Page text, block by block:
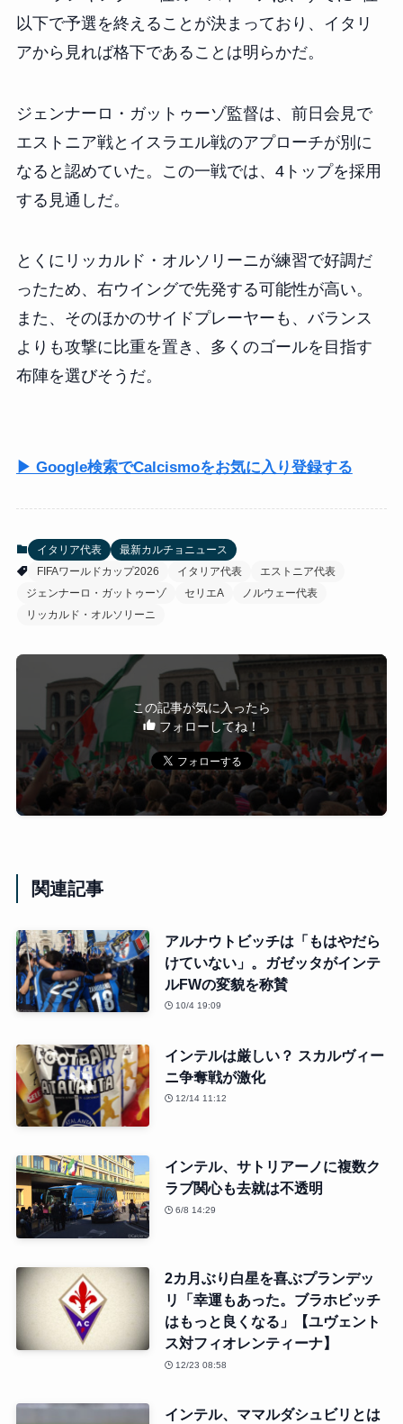
以下で予選を終えることが決まっており、イタリ
アから見れば格下であることは明らかだ。
ジェンナーロ・ガットゥーゾ監督は、前日会見で
エストニア戦とイスラエル戦のアプローチが別に
なると認めていた。この一戦では、4トップを採用
する見通しだ。
とくにリッカルド・オルソリーニが練習で好調だ
ったため、右ウイングで先発する可能性が高い。
また、そのほかのサイドプレーヤーも、バランス
よりも攻撃に比重を置き、多くのゴールを目指す
布陣を選びそうだ。
▶ Google検索でCalcismoをお気に入り登録する
イタリア代表
最新カルチョニュース
FIFAワールドカップ2026
イタリア代表
エストニア代表
ジェンナーロ・ガットゥーゾ
セリエA
ノルウェー代表
リッカルド・オルソリーニ
この記事が気に入ったら
フォローしてね！
関連記事
アルナウトビッチは「もはやだら
けていない」。ガゼッタがインテ
ルFWの変貌を称賛
10/4 19:09
インテルは厳しい？ スカルヴィー
ニ争奪戦が激化
12/14 11:12
インテル、サトリアーノに複数ク
ラブ関心も去就は不透明
6/8 14:29
2カ月ぶり白星を喜ぶプランデッ
リ「幸運もあった。ブラホビッチ
はもっと良くなる」【ユヴェント
ス対フィオレンティーナ】
12/23 08:58
インテル、ママルダシュビリとは